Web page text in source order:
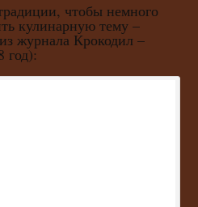
чтобы немного
кулинарную тему –
журнала Крокодил –
год):